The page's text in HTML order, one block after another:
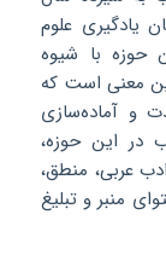
یادگیری علوم
حوزه با شیوه
معنی است که
و آماده‌سازی
در این حوزه،
عربی، منطق،
منبر و تبلیغ